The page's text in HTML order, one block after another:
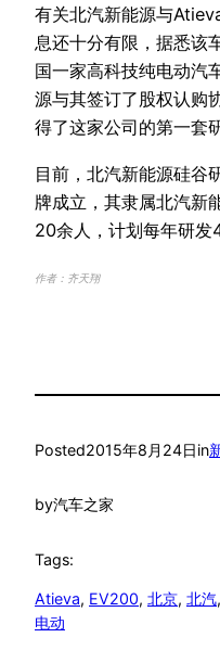
有关北汽新能源与
息还十分有限，据悉该
国一家高科技纯电动汽
源与其签订了股权认购
得了这家公司的第一套
目前，北汽新能源硅谷
牌成立，其隶属北汽新
20余人，计划每年研
作者：齐天翔
Posted2015年8月24日in
by汽车之家
Tags:
Atieva, EV200, 北京, 北汽,
电动